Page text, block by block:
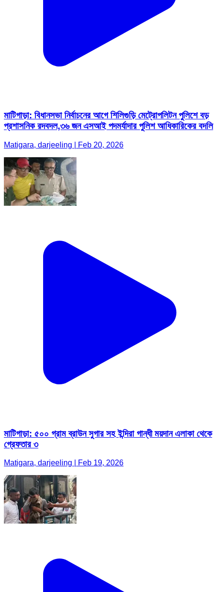
মাটিগাড়া: বিধানসভা নির্বাচনের আগে শিলিগুড়ি মেট্রোপলিটন পুলিশে বড়
প্রশাসনিক রদবদল,৩৬ জন এসআই পদমর্যাদার পুলিশ আধিকারিকের বদলি
Matigara, darjeeling | Feb 20, 2026
মাটিগাড়া: ৫০০ গ্রাম ব্রাউন সুগার সহ ইন্দিরা গান্ধী ময়দান এলাকা থেকে
গ্রেফতার ৩
Matigara, darjeeling | Feb 19, 2026